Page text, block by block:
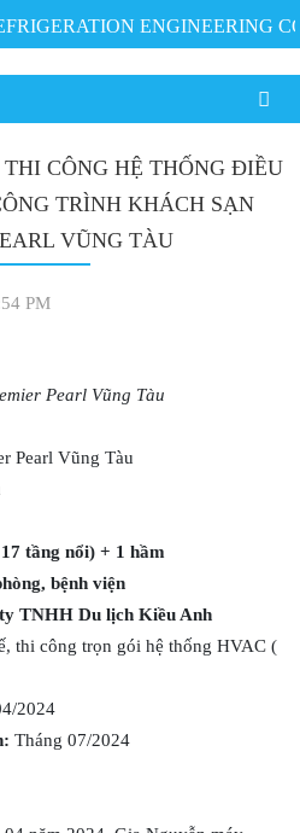
ENGINEERING
CÔNG HỆ THỐNG ĐIỀU
TRÌNH KHÁCH SẠN
VŨNG TÀU
PM
Pearl Vũng Tàu
Pearl Vũng Tàu
tầng nổi) + 1 hầm
bệnh viện
TNHH Du lịch Kiều Anh
thi công trọn gói hệ thống HVAC (
2024
Tháng 07/2024